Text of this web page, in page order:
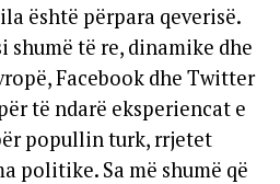
është përpara qeverisë.
shumë të re, dinamike dhe
Facebook dhe Twitter
të ndarë eksperiencat e
popullin turk, rrjetet
politike. Sa më shumë që